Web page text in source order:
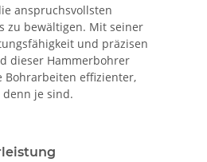
anspruchsvollsten
zu bewältigen. Mit seiner
und präzisen
dieser Hammerbohrer
Bohrarbeiten effizienter,
je sind.